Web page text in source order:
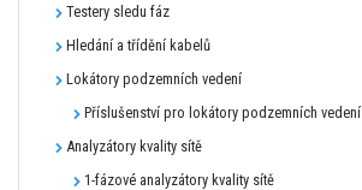
Testery sledu fáz
Hledání a třídění kabelů
Lokátory podzemních vedení
Příslušenství pro lokátory podzemních vedení
Analyzátory kvality sítě
1-fázové analyzátory kvality sítě